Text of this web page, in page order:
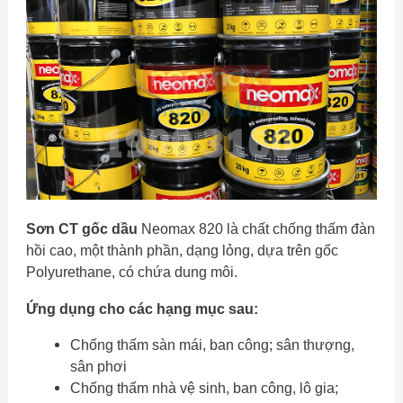
Sơn CT gốc dầu Neomax 820 là chất chống thấm đàn
hồi cao, một thành phần, dạng lỏng, dựa trên gốc
Polyurethane, có chứa dung môi.
Ứng dụng cho các hạng mục sau:
Chống thấm sàn mái, ban công; sân thượng,
sân phơi
Chống thấm nhà vệ sinh, ban công, lô gia;